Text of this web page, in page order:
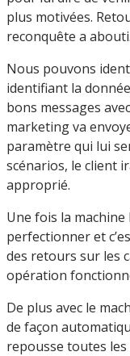
plus motivées.
reconquête a abouti.
Nous pouvons
identifiant la
bons messages
marketing va
paramètre qui lui
scénarios, le client
approprié.
Une fois la
perfectionner et
des retours sur les
opération
De plus avec le
de façon
repousse toutes les